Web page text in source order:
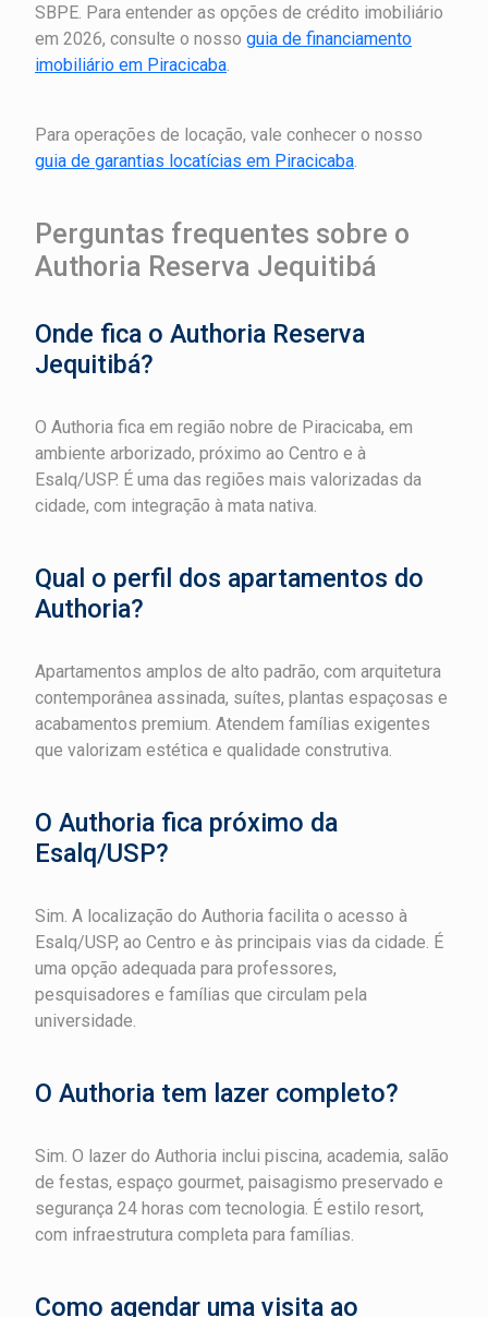
SBPE. Para entender as opções de crédito imobiliário
em 2026, consulte o nosso guia de financiamento
imobiliário em Piracicaba.
Para operações de locação, vale conhecer o nosso
guia de garantias locatícias em Piracicaba.
Perguntas frequentes sobre o
Authoria Reserva Jequitibá
Onde fica o Authoria Reserva
Jequitibá?
O Authoria fica em região nobre de Piracicaba, em
ambiente arborizado, próximo ao Centro e à
Esalq/USP. É uma das regiões mais valorizadas da
cidade, com integração à mata nativa.
Qual o perfil dos apartamentos do
Authoria?
Apartamentos amplos de alto padrão, com arquitetura
contemporânea assinada, suítes, plantas espaçosas e
acabamentos premium. Atendem famílias exigentes
que valorizam estética e qualidade construtiva.
O Authoria fica próximo da
Esalq/USP?
Sim. A localização do Authoria facilita o acesso à
Esalq/USP, ao Centro e às principais vias da cidade. É
uma opção adequada para professores,
pesquisadores e famílias que circulam pela
universidade.
O Authoria tem lazer completo?
Sim. O lazer do Authoria inclui piscina, academia, salão
de festas, espaço gourmet, paisagismo preservado e
segurança 24 horas com tecnologia. É estilo resort,
com infraestrutura completa para famílias.
Como agendar uma visita ao